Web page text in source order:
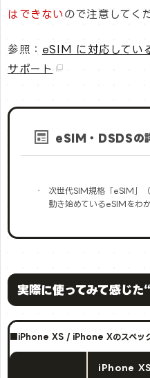
はできないので注意してく
参照： eSIM に対応してい
サポート
eSIM・DSDSの
次世代SIM規格「eSIM」
動き始めているeSIMをわ
実際に使ってみて感じ
■iPhone XS / iPhone Xのスペッ
iPhone XS